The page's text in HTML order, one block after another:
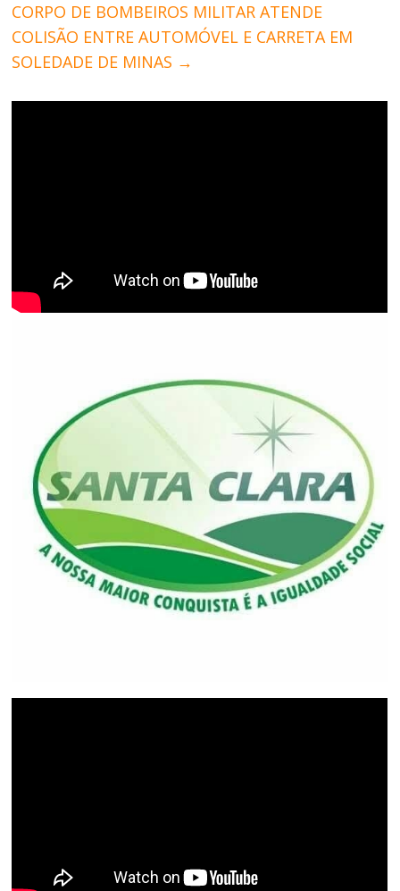
CORPO DE BOMBEIROS MILITAR ATENDE
COLISÃO ENTRE AUTOMÓVEL E CARRETA EM
SOLEDADE DE MINAS →